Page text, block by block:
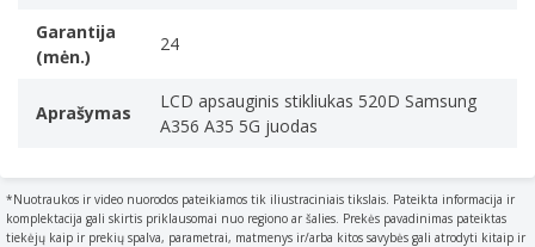
Garantija
(mėn.)
24
Aprašymas
LCD apsauginis stikliukas 520D Samsung
A356 A35 5G juodas
*Nuotraukos ir video nuorodos pateikiamos tik iliustraciniais tikslais. Pateikta informacija ir
komplektacija gali skirtis priklausomai nuo regiono ar šalies. Prekės pavadinimas pateiktas
tiekėjų kaip ir prekių spalva, parametrai, matmenys ir/arba kitos savybės gali atrodyti kitaip ir